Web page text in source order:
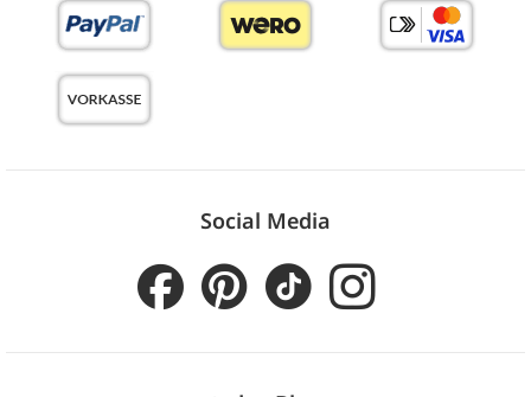
Social Media